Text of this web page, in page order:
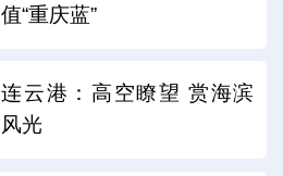
值“重庆蓝”
连云港：高空瞭望 赏海滨
风光